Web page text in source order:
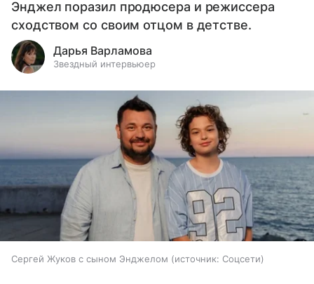
Энджел поразил продюсера и режиссера
сходством со своим отцом в детстве.
Дарья Варламова
Звездный интервьюер
Сергей Жуков с сыном Энджелом источник: Соцсети